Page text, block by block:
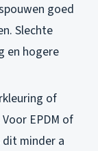
goed
Slechte
en hogere
of
EPDM of
minder a